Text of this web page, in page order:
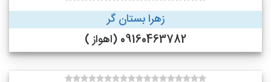
زهرا بستان گر
09160463782 (اهواز )